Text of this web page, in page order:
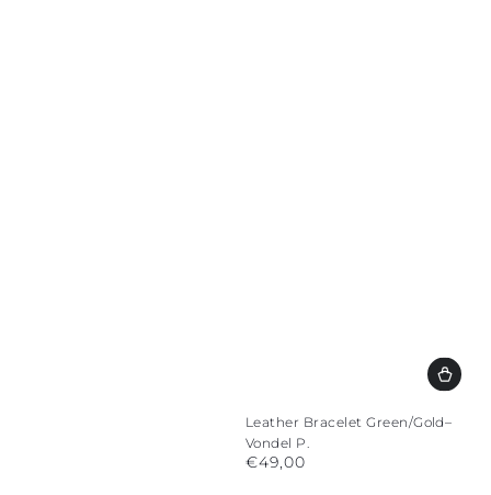
Leather Bracelet Green/Gold–
Vondel P.
Regular
€49,00